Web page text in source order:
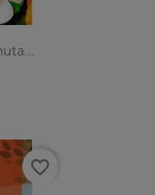
favorite_border